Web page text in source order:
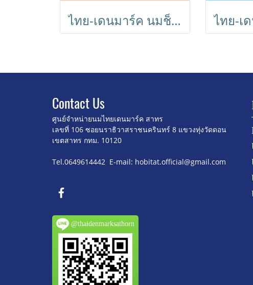
ไทย-เดนมาร์ค นมช็อคโกแลต UHT 250 ml (แพ็ค 12) // Chocolate Milk 250 ml (12 Boxes)
Contact Us
ศูนย์จำหน่ายนมไทยเดนมาร์ค สาทร
เลขที่ 106 ซอยนราธิวาสราชนครินทร์ 8 แขวงทุ่งวัดดอน
เขตสาทร กทม. 10120
Tel.0649614442 E-mail: hobitat.official@gmail.com
@thaidenmarksathorn